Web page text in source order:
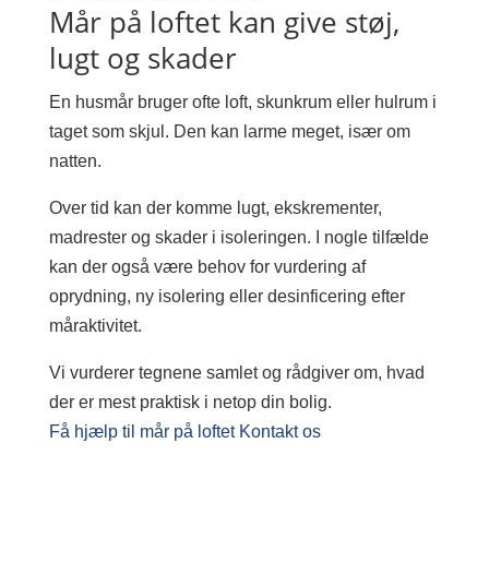
Mår på loftet kan give støj,
lugt og skader
En husmår bruger ofte loft, skunkrum eller hulrum i
taget som skjul. Den kan larme meget, især om
natten.
Over tid kan der komme lugt, ekskrementer,
madrester og skader i isoleringen. I nogle tilfælde
kan der også være behov for vurdering af
oprydning, ny isolering eller desinficering efter
måraktivitet.
Vi vurderer tegnene samlet og rådgiver om, hvad
der er mest praktisk i netop din bolig.
Få hjælp til mår på loftet Kontakt os